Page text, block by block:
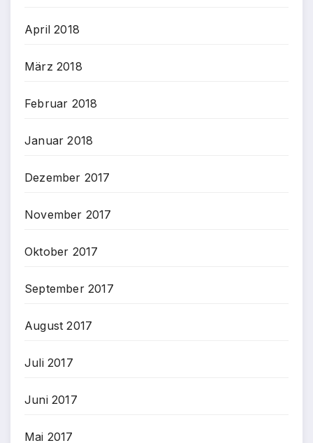
April 2018
März 2018
Februar 2018
Januar 2018
Dezember 2017
November 2017
Oktober 2017
September 2017
August 2017
Juli 2017
Juni 2017
Mai 2017